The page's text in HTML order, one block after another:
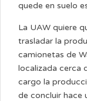
quede en suelo
La UAW quiere
trasladar la
camionetas de
localizada cerca
cargo la
de concluir hace